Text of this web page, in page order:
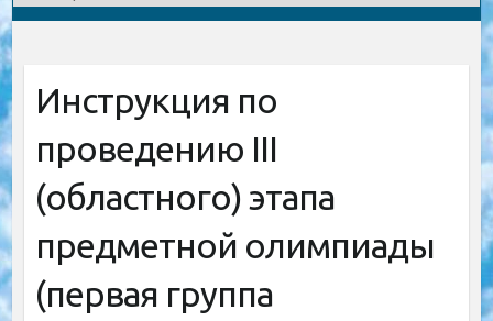
Инструкция по
проведению III
(областного) этапа
предметной олимпиады
(первая группа